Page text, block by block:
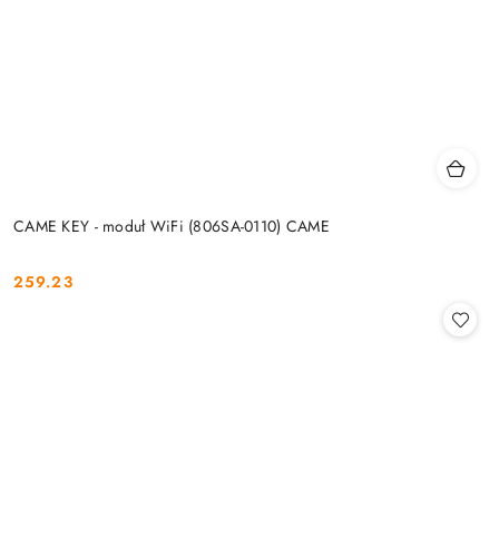
CAME KEY - moduł WiFi (806SA-0110) CAME
Cena:
259.23